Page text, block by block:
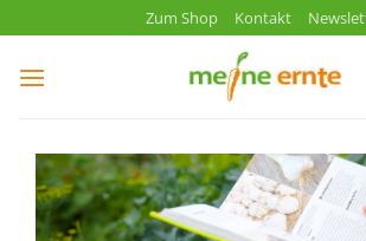
Inhalt
springen
Zum Shop Kontakt